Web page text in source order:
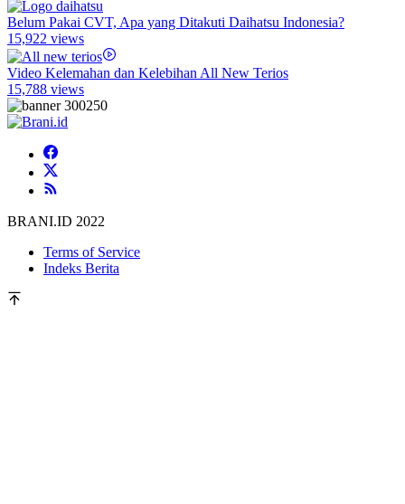
Belum Pakai CVT, Apa yang Ditakuti Daihatsu Indonesia?
15,922 views
Video Kelemahan dan Kelebihan All New Terios
15,788 views
BRANI.ID 2022
Terms of Service
Indeks Berita